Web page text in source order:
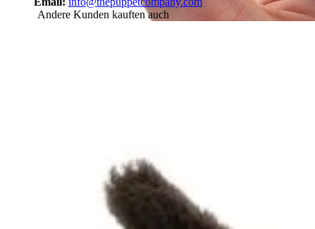
Andere Kunden kauften auch